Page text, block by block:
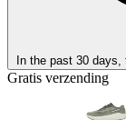
In the past 30 days,
Gratis verzending